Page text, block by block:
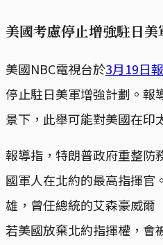
美國考慮停止增強駐日
美國NBC電視台於3月19日
停止駐日美軍增強計劃。報
景下，此舉可能對美國在印
報導指，特朗普政府重整防
國軍人在北約的最高指揮官
雄，曾任總統的艾森豪威爾
若美國放棄北約指揮權，會